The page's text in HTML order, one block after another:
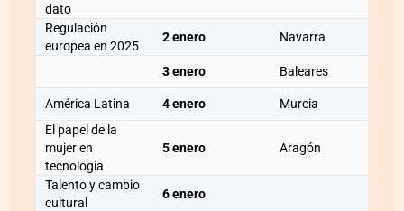
dato
Regulación
europea en 2025
2 enero Navarra
3 enero Baleares
América Latina 4 enero
Murcia
El papel de la
mujer en
tecnología
5 enero Aragón
Talento y cambio
cultural
6 enero